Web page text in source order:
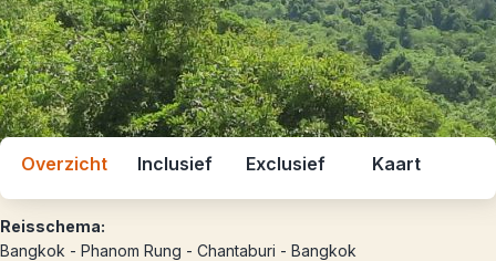
Overzicht Inclusief Exclusief Kaart
Reisschema:
Bangkok - Phanom Rung - Chantaburi - Bangkok